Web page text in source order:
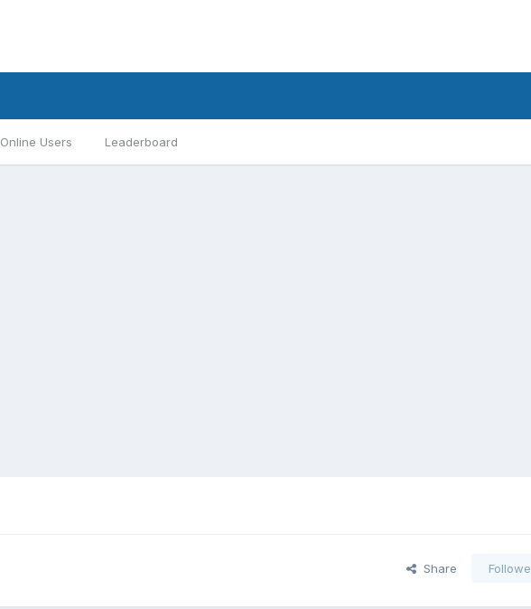
Online Users Leaderboard
Share